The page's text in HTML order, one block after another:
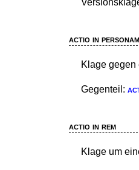
actio in personam
Klage gegen
Gegenteil:
actio in rem
Klage um